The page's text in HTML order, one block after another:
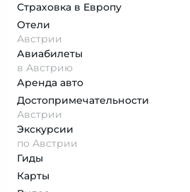
Страховка в Европу
Отели
Австрии
Авиабилеты
в Австрию
Аренда авто
Достопримеча­тельности
Австрии
Экскурсии
по Австрии
Гиды
Карты